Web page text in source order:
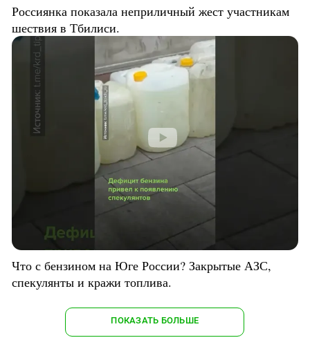
Россиянка показала неприличный жест участникам
шествия в Тбилиси.
Что с бензином на Юге России? Закрытые АЗС,
спекулянты и кражи топлива.
ПОКАЗАТЬ БОЛЬШЕ